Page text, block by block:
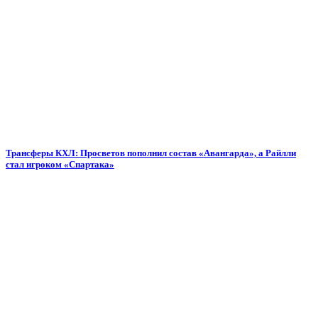
Трансферы КХЛ: Просветов пополнил состав «Авангарда», а Райлли
стал игроком «Спартака»